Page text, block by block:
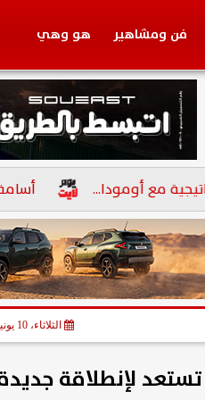
فن ومشاهير هو وهي
أسامة أبو العز
الثلاثاء، 10 يونيو 2025
لإنطلاقة جديدة